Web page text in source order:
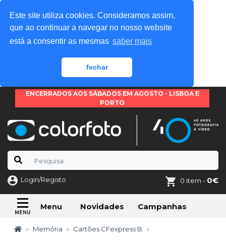
Este site utiliza cookies. Consideramos assim,
que ao continuar a navegar no nosso website
está a consentir as mesmas saber mais
fechar
ENCERRADOS AOS SÁBADOS EM AGOSTO - LISBOA E
PORTO
Login/Registo 0 item - 0€
Menu Novidades Campanhas
Memória Cartões CFexpress B